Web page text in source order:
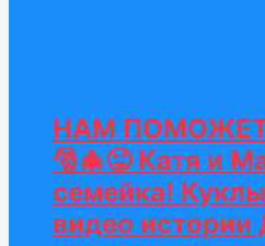
НАМ
🎅🎄😜 Катя и
семейка!
видео истории